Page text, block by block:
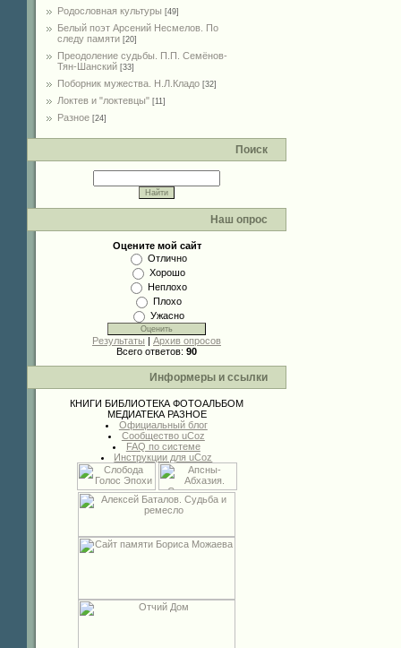
Родословная культуры [49]
Белый поэт Арсений Несмелов. По
следу памяти [20]
Преодоление судьбы. П.П. Семёнов-
Тян-Шанский [33]
Поборник мужества. Н.Л.Кладо [32]
Локтев и "локтевцы" [11]
Разное [24]
Поиск
Наш опрос
Оцените мой сайт
Отлично
Хорошо
Неплохо
Плохо
Ужасно
Результаты | Архив опросов
Всего ответов: 90
Информеры и ссылки
КНИГИ БИБЛИОТЕКА ФОТОАЛЬБОМ
МЕДИАТЕКА РАЗНОЕ
Официальный блог
Сообщество uCoz
FAQ по системе
Инструкции для uCoz